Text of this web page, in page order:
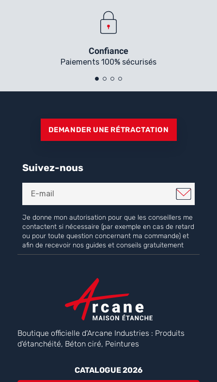
Confiance
Paiements 100% sécurisés
DEMANDER UNE RÉTRACTATION
Suivez-nous
Je donne mon autorisation pour que les conseillers me
contactent si nécessaire (par exemple en cas de retard
ou pour toute question concernant ma commande) et
afin de recevoir nos guides et conseils gratuitement
Boutique officielle d'Arcane Industries : Produits
d'étanchéité, Béton ciré, Peintures
CATALOGUE 2026